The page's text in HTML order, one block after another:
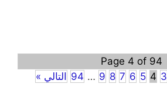
Page 4 of 94
3
4
5
6
7
8
9
…
94 التالي »